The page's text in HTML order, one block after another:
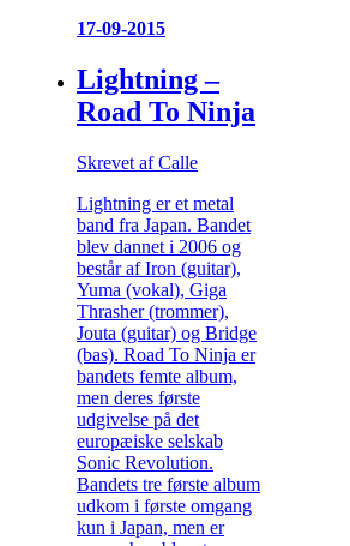
17-09-2015
Lightning –
Road To Ninja
Skrevet af Calle
Lightning er et metal
band fra Japan. Bandet
blev dannet i 2006 og
består af Iron (guitar),
Yuma (vokal), Giga
Thrasher (trommer),
Jouta (guitar) og Bridge
(bas). Road To Ninja er
bandets femte album,
men deres første
udgivelse på det
europæiske selskab
Sonic Revolution.
Bandets tre første album
udkom i første omgang
kun i Japan, men er